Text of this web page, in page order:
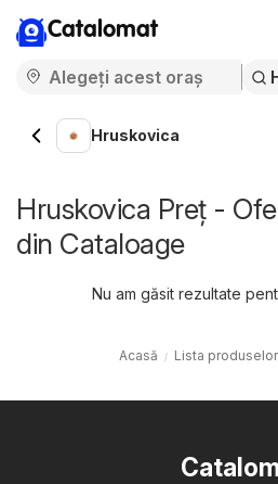
Catalomat
Hruskovica
Hruskovica Preț -
din Cataloage
Nu am găsit rezultate
Acasă Lista produselor